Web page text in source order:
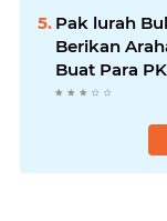
kini
Pak lurah
Berikan
Buat Para
Bulak